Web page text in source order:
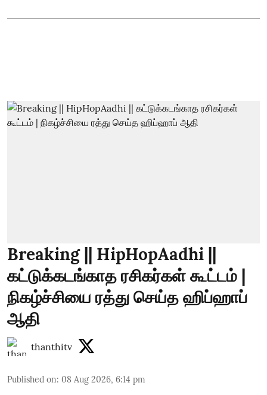
Breaking || HipHopAadhi ||
கட்டுக்கடங்காத ரசிகர்கள் கூட்டம் |
நிகழ்ச்சியை ரத்து செய்த ஹிப்ஹாப்
ஆதி
thanthitv
Published on: 08 Aug 2026, 6:14 pm